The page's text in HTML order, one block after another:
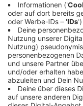
eine neue
breiter.
Anzeige
Kreis Steinfurt
2020
Anzeige